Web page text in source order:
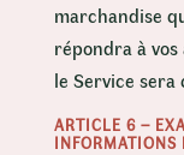
marchandise
répondra à
le Service sera
ARTICLE 6 –
INFORMATIONS